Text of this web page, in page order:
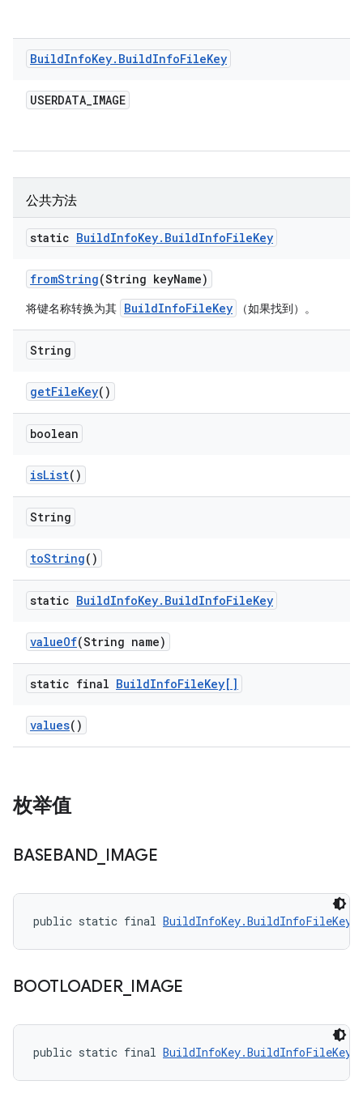
BuildInfoKey. BuildInfoFileKey
USERDATA_IMAGE
公共方法
static BuildInfoKey. BuildInfoFileKey
fromString(String keyName)
将键名称转换为其 BuildInfoFileKey （如果找到）。
String
getFileKey()
boolean
isList()
String
toString()
static BuildInfoKey. BuildInfoFileKey
valueOf(String name)
static final BuildInfoFileKey[]
values()
枚举值
BASEBAND IMAGE
public static final BuildInfoKey.BuildInfoFileKey
BOOTLOADER_ IMAGE
public static final BuildInfoKey.BuildInfoFileKey